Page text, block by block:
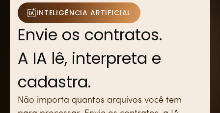
INTELIGÊNCIA ARTIFICIAL
Envie os contratos.
A IA lê, interpreta e
cadastra.
Não importa quantos arquivos você tem